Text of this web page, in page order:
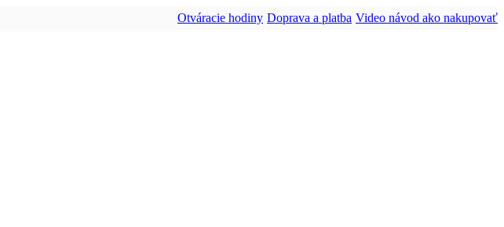
Otváracie hodiny Doprava a platba Video návod ako nakupovať